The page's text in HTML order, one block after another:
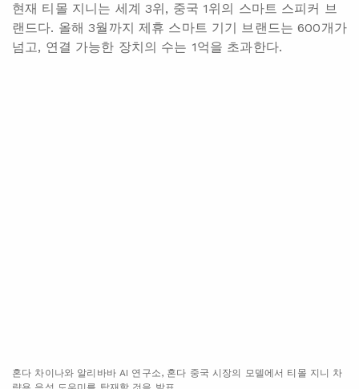
현재 티몰 지니는 세계 3위, 중국 1위의 스마트 스피커 브
랜드다. 올해 3월까지 제휴 스마트 기기 브랜드는 600개가
넘고, 연결 가능한 장치의 수는 1억을 초과한다.